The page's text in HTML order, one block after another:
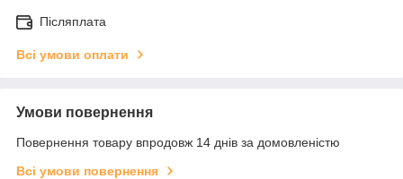
Післяплата
Всі умови оплати
Умови повернення
Повернення товару впродовж 14 днів за домовленістю
Всі умови повернення